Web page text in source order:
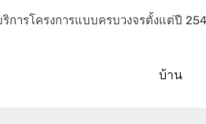
การโครงการแบบครบวงจรตั้งแต่ปี
บ้าน